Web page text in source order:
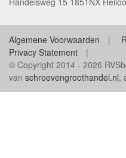
Algemene Voorwaarden
Privacy Statement
© Copyright 2014 - 2026
van schroevengroothandel.nl,